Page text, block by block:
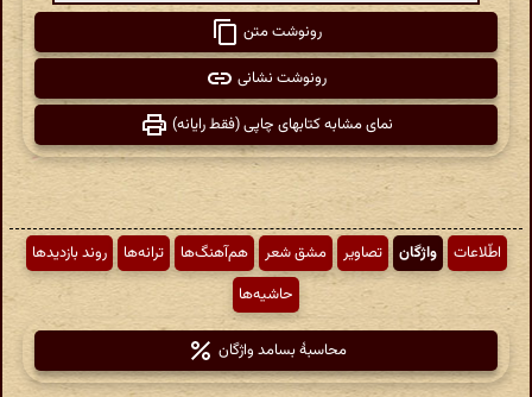
رونوشت متن
رونوشت نشانی
نمای مشابه کتابهای چاپی (فقط رایانه)
اطّلاعات واژگان تصاویر مشق شعر هم‌آهنگ‌ها ترانه‌ها
روند بازدیدها
حاشیه‌ها
محاسبهٔ بسامد واژگان